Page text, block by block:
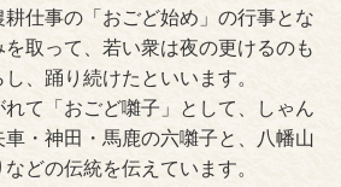
仕事の「おごど始め」の行事とな
取って、若い衆は夜の更けるのも
、踊り続けたといいます。
て「おごど囃子」として、しゃん
・神田・馬鹿の六囃子と、八幡山
どの伝統を伝えています。